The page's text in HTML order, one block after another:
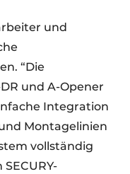
und
“Die
und A-Opener
Integration
Montagelinien
vollständig